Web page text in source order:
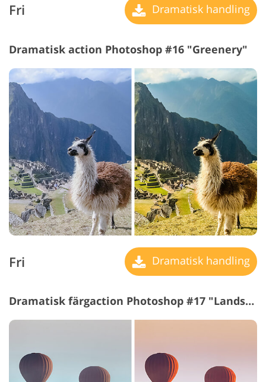
Fri Dramatisk handling
Dramatisk action Photoshop #16 "Greenery"
Fri Dramatisk handling
Dramatisk färgaction Photoshop #17 "Landscape"